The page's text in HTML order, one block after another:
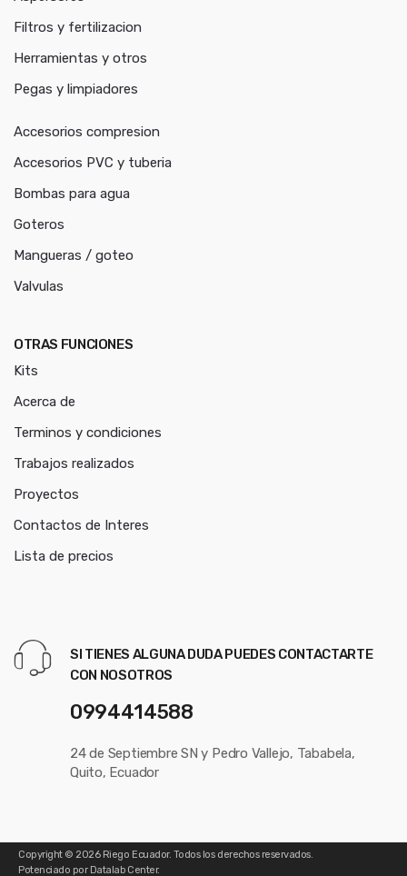
Filtros y fertilizacion
Herramientas y otros
Pegas y limpiadores
Accesorios compresion
Accesorios PVC y tuberia
Bombas para agua
Goteros
Mangueras / goteo
Valvulas
OTRAS FUNCIONES
Kits
Acerca de
Terminos y condiciones
Trabajos realizados
Proyectos
Contactos de Interes
Lista de precios
SI TIENES ALGUNA DUDA PUEDES CONTACTARTE
CON NOSOTROS
0994414588
24 de Septiembre SN y Pedro Vallejo, Tababela,
Quito, Ecuador
Copyright © 2026 Riego Ecuador. Todos los derechos reservados.
Potenciado por Datalab Center.